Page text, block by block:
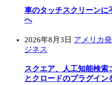
車のタッチスクリーンに
へ
2026年8月3日 アメリカ
ジネス
スクエア、人工知能検索
とクロードのプラグイン